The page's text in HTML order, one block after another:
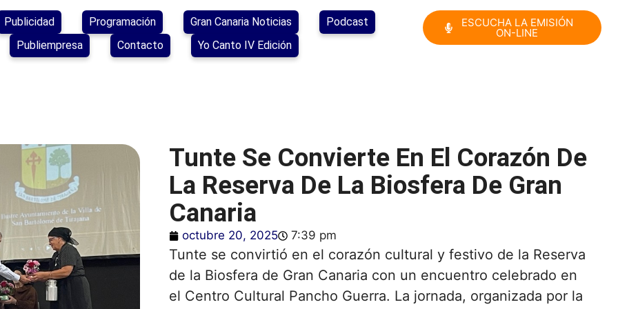
Publicidad Programación Gran Canaria Noticias
Podcast
Publiempresa
Contacto Yo Canto IV Edición
ESCUCHA LA EMISIÓN
ON-LINE
Tunte Se Convierte En El Corazón De
La Reserva De La Biosfera De Gran
Canaria
octubre 20, 2025 7:39 pm
Tunte se convirtió en el corazón cultural y festivo de la Reserva
de la Biosfera de Gran Canaria con un encuentro celebrado en
el Centro Cultural Pancho Guerra. La jornada, organizada por la